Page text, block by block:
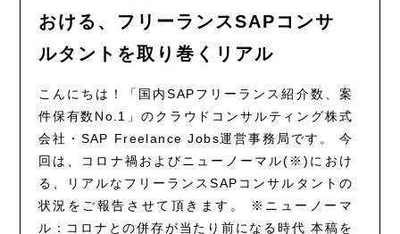
おける、フリーランスSAPコンサ
ルタントを取り巻くリアル
こんにちは！「国内SAPフリーランス紹介数、案
件保有数No.1」のクラウドコンサルティング株式
会社・SAP Freelance Jobs運営事務局です。 今
回は、コロナ禍およびニューノーマル(※)におけ
る、リアルなフリーランスSAPコンサルタントの
状況をご報告させて頂きます。 ※ニューノーマ
ル：コロナとの併存が当たり前になる時代 本稿を